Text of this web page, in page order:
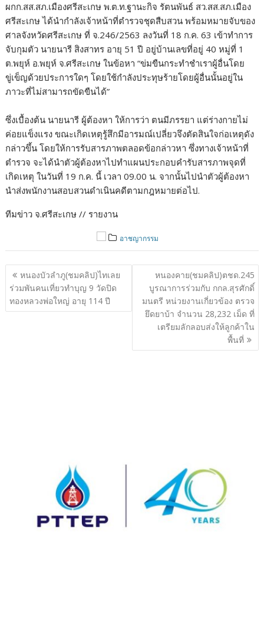
ผกก.สส.สภ.เมืองศรีสะเกษ พ.ต.ท.ฐานะกิจ รัตนพันธ์ สว.สส.สภ.เมือง
ศรีสะเกษ ได้นำกำลังเจ้าหน้าที่ตำรวจชุดสืบสวน พร้อมหมายจับของ
ศาลจังหวัดศรีสะเกษ ที่ จ.246/2563 ลงวันที่ 18 ก.ค. 63 เข้าทำการ
จับกุมตัว นายนารี สิงสาทร อายุ 51 ปี อยู่บ้านเลขที่อยู่ 40 หมู่ที่ 1
ต.พยุห์ อ.พยุห์ จ.ศรีสะเกษ ในข้อหา “ข่มขืนกระทำชำเราผู้อื่นโดย
ขู่เข็ญด้วยประการใดๆ โดยใช้กำลังประทุษร้ายโดยผู้อื่นนั้นอยู่ใน
ภาวะที่ไม่สามารถขัดขืนได้”
ซึ่งเบื้องต้น นายนารี ผู้ต้องหา ให้การว่า ตนมีภรรยา แต่ร่างกายไม่
ค่อยแข็งแรง ขณะเกิดเหตุรู้สึกมีอารมณ์เปลี่ยวจึงตัดสินใจก่อเหตุดัง
กล่าวขึ้น โดยให้การรับสารภาพตลอดข้อกล่าวหา ซึ่งทางเจ้าหน้าที่
ตำรวจ จะได้นำตัวผู้ต้องหาไปทำแผนประกอบคำรับสารภาพจุดที่
เกิดเหตุ ในวันที่ 19 ก.ค. นี้ เวลา 09.00 น. จากนั้นไปนำตัวผู้ต้องหา
นำส่งพนักงานสอบสวนดำเนินคดีตามกฎหมายต่อไป.
ทีมข่าว จ.ศรีสะเกษ // รายงาน
อาชญากรรม
แนะแนว
เรื่อง
หนองบัวลำภู(ชมคลิป)ไทเลย
ร่วมพันคนเที่ยวทำบุญ 9 วัดปิด
ทองหลวงพ่อใหญ่ อายุ 114 ปี
หนองคาย(ชมคลิป)ตชด.245
บูรณาการร่วมกับ กกล.สุรศักดิ์
มนตรี หน่วยงานเกี่ยวข้อง ตรวจ
ยึดยาบ้า จำนวน 28,232 เม็ด ที่
เตรียมลักลอบส่งให้ลูกค้าใน
พื้นที่